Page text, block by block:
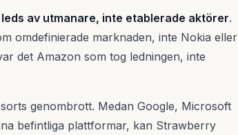
av utmanare, inte etablerade aktörer.
omdefinierade marknaden, inte Nokia eller
det Amazon som tog ledningen, inte
genombrott. Medan Google, Microsoft
befintliga plattformar, kan Strawberry